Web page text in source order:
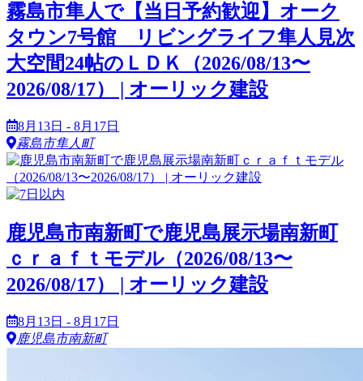
霧島市隼人で【当日予約歓迎】オーク
タウン7号館 リビングライフ隼人見次
大空間24帖のＬＤＫ（2026/08/13〜
2026/08/17） | オーリック建設
8月13日 - 8月17日
霧島市隼人町
鹿児島市南新町で鹿児島展示場南新町
ｃｒａｆｔモデル（2026/08/13〜
2026/08/17） | オーリック建設
8月13日 - 8月17日
鹿児島市南新町